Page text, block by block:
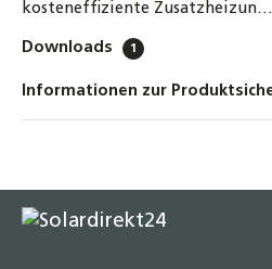
200 Liter
Wärmepumpenspeicher
Wärmetauscher - 400 Liter
979,00 €
kosteneffiziente Zusatzheizun…
Downloads 1
Informationen zur